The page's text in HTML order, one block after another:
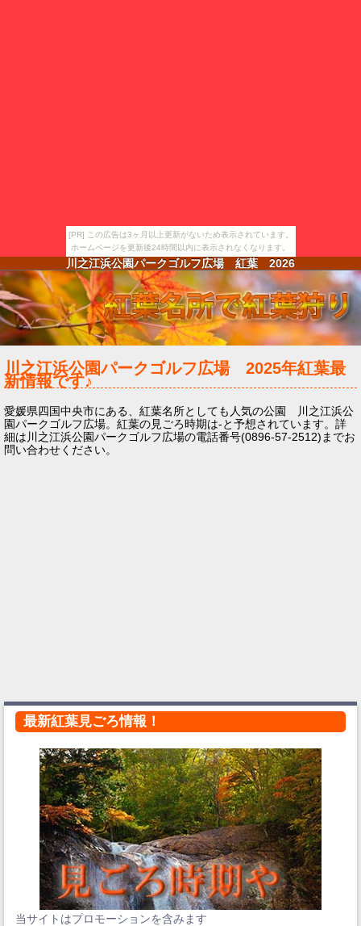
[PR] この広告は3ヶ月以上更新がないため表示されています。
ホームページを更新後24時間以内に表示されなくなります。
川之江浜公園パークゴルフ広場 紅葉 2026
川之江浜公園パークゴルフ広場 2025年紅葉最
新情報です♪
愛媛県四国中央市にある、紅葉名所としても人気の公園 川之江浜公
園パークゴルフ広場。紅葉の見ごろ時期は-と予想されています。詳
細は川之江浜公園パークゴルフ広場の電話番号(0896-57-2512)までお
問い合わせください。
最新紅葉見ごろ情報！
当サイトはプロモーションを含みます